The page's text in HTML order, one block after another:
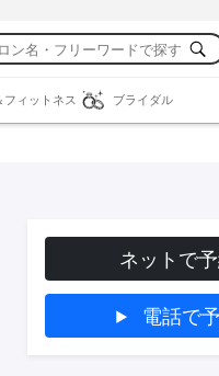
フィットネス ブライダル
ネットで
電話で